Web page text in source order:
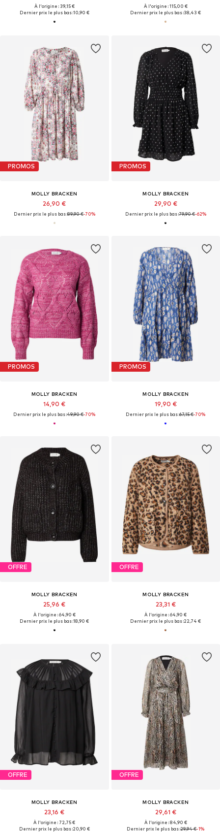
À l'origine : 39,15 €
Dernier prix le plus bas :10,90 €
À l'origine : 115,00 €
Dernier prix le plus bas :38,43 €
PROMOS
MOLLY BRACKEN
26,90 €
Dernier prix le plus bas :89,90 €-70%
PROMOS
MOLLY BRACKEN
29,90 €
Dernier prix le plus bas :79,90 €-62%
PROMOS
MOLLY BRACKEN
14,90 €
Dernier prix le plus bas :49,90 €-70%
PROMOS
MOLLY BRACKEN
19,90 €
Dernier prix le plus bas :67,15 €-70%
OFFRE
MOLLY BRACKEN
25,96 €
À l'origine : 64,90 €
Dernier prix le plus bas :18,90 €
OFFRE
MOLLY BRACKEN
23,31 €
À l'origine : 64,90 €
Dernier prix le plus bas :22,74 €
OFFRE
MOLLY BRACKEN
23,16 €
À l'origine : 72,75 €
Dernier prix le plus bas :20,90 €
OFFRE
MOLLY BRACKEN
29,61 €
À l'origine : 84,90 €
Dernier prix le plus bas :29,94 €-1%